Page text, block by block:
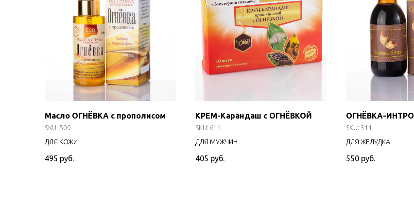
Масло ОГНЁВКА с прополисом
SKU: 509
ДЛЯ КОЖИ
495 руб.
КРЕМ-Карандаш с ОГНЁВКОЙ
SKU: 611
ДЛЯ МУЖЧИН
405 руб.
ОГНЁВКА-ИНТРО
SKU: 311
ДЛЯ ЖЕЛУДКА
550 руб.